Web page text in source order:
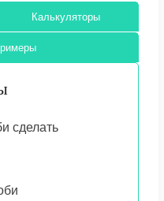
Калькуляторы
сделать